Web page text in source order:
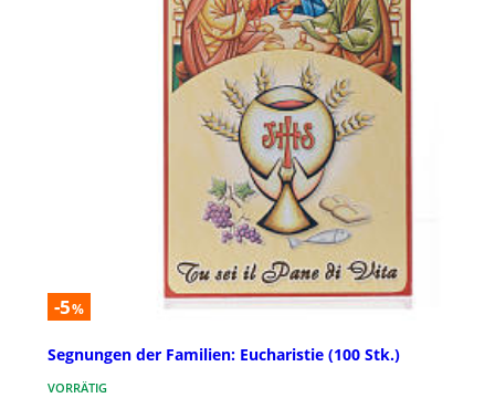
-5%
Segnungen der Familien: Eucharistie (100 Stk.)
VORRÄTIG